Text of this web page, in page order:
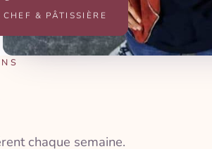
CHEF & PÂTISSIÈRE
chaque semaine.